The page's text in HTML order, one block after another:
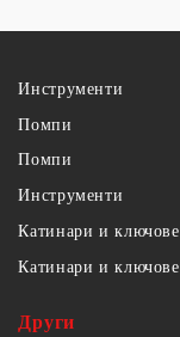
Инструменти
Помпи
Помпи
Инструменти
Катинари и ключове
Катинари и ключове
Други